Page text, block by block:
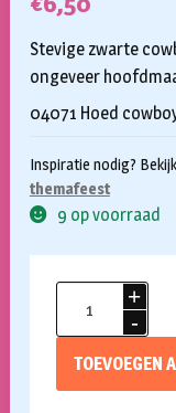
Stevige zwarte
ongeveer
04071 Hoed
Inspiratie nodig?
themafeest
9 op voorraad
Cowboyhoed
rodeo
TOEVOEGEN